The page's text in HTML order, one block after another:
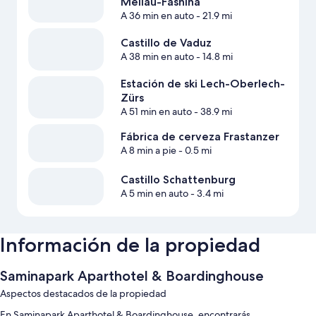
A 36 min en auto- 21.9 mi
Castillo de Vaduz
A 38 min en auto- 14.8 mi
Estación de ski Lech-Oberlech-
Zürs
A 51 min en auto- 38.9 mi
Fábrica de cerveza Frastanzer
A 8 min a pie- 0.5 mi
Castillo Schattenburg
A 5 min en auto- 3.4 mi
Información de la propiedad
Saminapark Aparthotel & Boardinghouse
Aspectos destacados de la propiedad